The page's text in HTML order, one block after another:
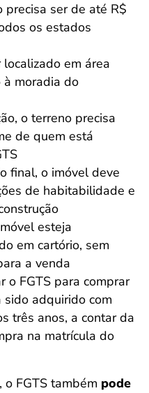
precisa ser de até R$
os estados
em área
moradia do
o terreno precisa
de quem está
final, o imóvel deve
de habitabilidade e
esteja
em cartório, sem
a venda
o FGTS para comprar
adquirido com
três anos, a contar da
na matrícula do
FGTS também pode